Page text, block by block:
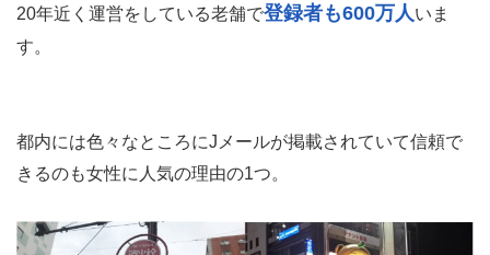
20年近く運営をしている老舗で登録者も600万人いま
す。
都内には色々なところにJメールが掲載されていて信頼で
きるのも女性に人気の理由の1つ。